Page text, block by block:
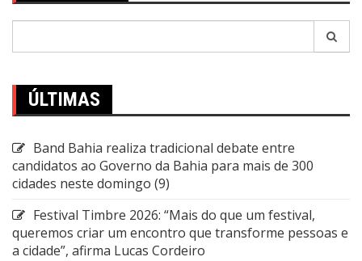
ÚLTIMAS
Band Bahia realiza tradicional debate entre
candidatos ao Governo da Bahia para mais de 300
cidades neste domingo (9)
Festival Timbre 2026: “Mais do que um festival,
queremos criar um encontro que transforme pessoas e
a cidade”, afirma Lucas Cordeiro